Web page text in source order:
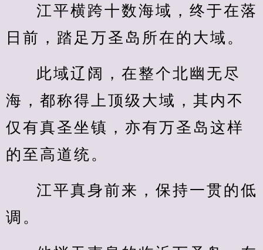
江平横跨十数海域，终于在落
日前，踏足万圣岛所在的大域。
此域辽阔，在整个北幽无尽
海，都称得上顶级大域，其内不
仅有真圣坐镇，亦有万圣岛这样
的至高道统。
江平真身前来，保持一贯的低
调。